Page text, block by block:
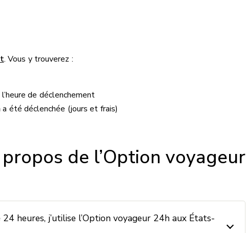
. Vous y trouverez :
de déclenchement
été déclenchée (jours et frais)
de l’Option voyageur
heures, j’utilise l’Option voyageur 24h aux États-